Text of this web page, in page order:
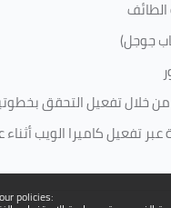
policies:
جوجل)
خلال تفعيل التحقق
تفعيل كاميرا الويب أثناء